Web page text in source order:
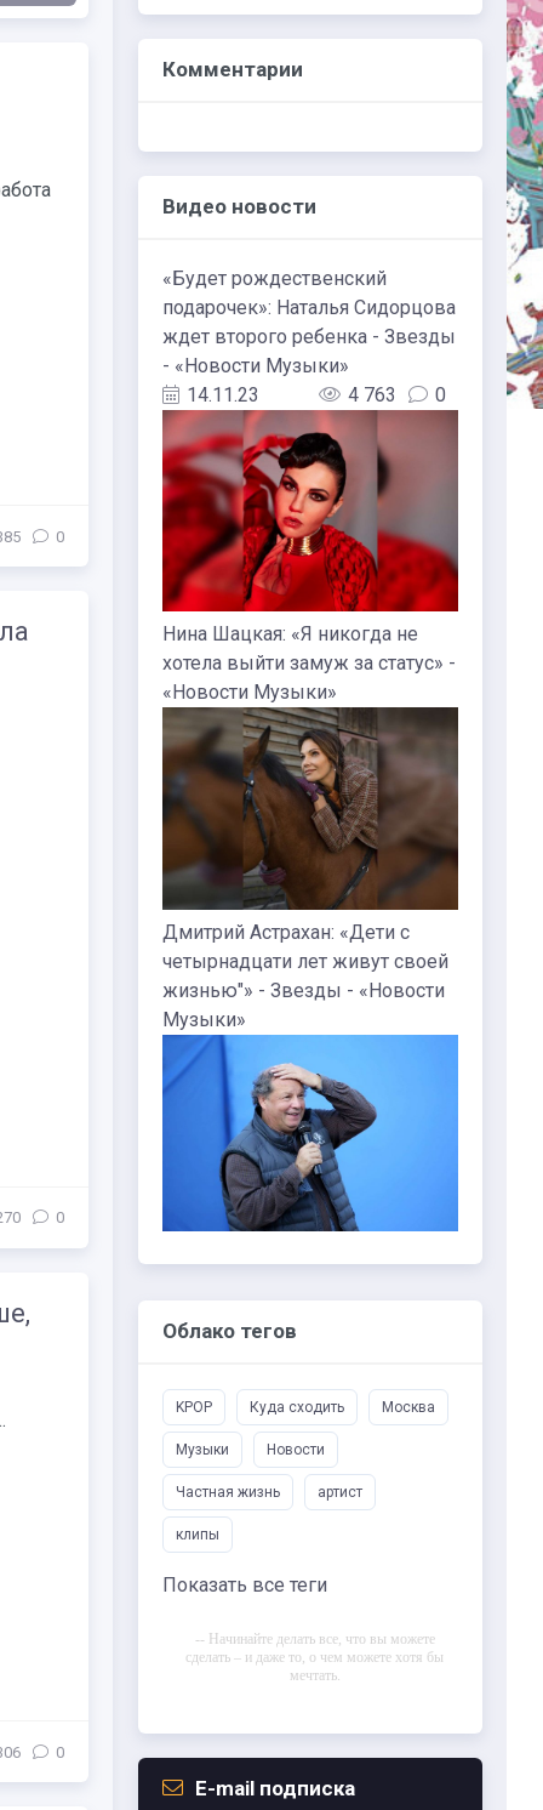
0
0
0
Комментарии
Видео новости
«Будет рождественский
подарочек»: Наталья Сидорцова
ждет второго ребенка - Звезды
- «Новости Музыки»
14.11.23
4 763 0
Нина Шацкая: «Я никогда не
хотела выйти замуж за статус» -
«Новости Музыки»
Дмитрий Астрахан: «Дети с
четырнадцати лет живут своей
жизнью"» - Звезды - «Новости
Музыки»
Облако тегов
KPOP Куда сходить Москва
Музыки Новости
Частная жизнь артист
клипы
Показать все теги
-- Начинайте делать все, что вы можете
сделать – и даже то, о чем можете хотя бы
мечтать.
всего. И мыслями можно управлять. И
-- Идите уверенно по направлению к мечте.
E-mail подписка